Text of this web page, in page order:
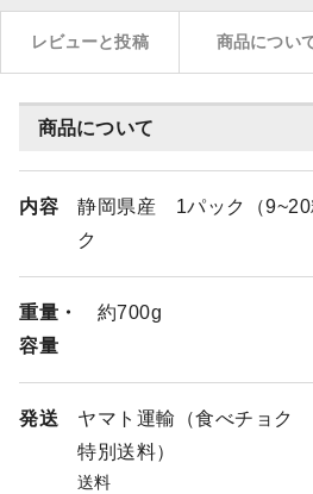
レビューと投稿 商品につい
商品について
内容
静岡県産 1パック（9~20
ク
重量・
容量
約700g
発送
ヤマト運輸（食べチョク
特別送料）
送料